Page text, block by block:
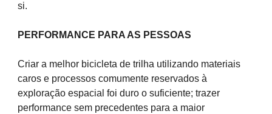
si.
PERFORMANCE PARA AS PESSOAS
Criar a melhor bicicleta de trilha utilizando materiais
caros e processos comumente reservados à
exploração espacial foi duro o suficiente; trazer
performance sem precedentes para a maior